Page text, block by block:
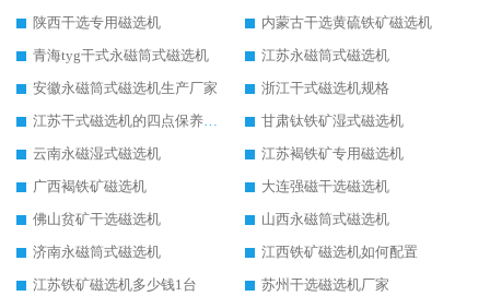
陕西干选专用磁选机
内蒙古干选黄硫铁矿磁选机
青海tyg干式永磁筒式磁选机
江苏永磁筒式磁选机
安徽永磁筒式磁选机生产厂家
浙江干式磁选机规格
江苏干式磁选机的四点保养秘籍
甘肃钛铁矿湿式磁选机
云南永磁湿式磁选机
江苏褐铁矿专用磁选机
广西褐铁矿磁选机
大连强磁干选磁选机
佛山贫矿干选磁选机
山西永磁筒式磁选机
济南永磁筒式磁选机
江西铁矿磁选机如何配置
江苏铁矿磁选机多少钱1台
苏州干选磁选机厂家